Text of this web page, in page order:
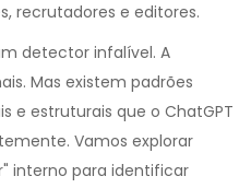
recrutadores e editores.
detector infalível. A
Mas existem padrões
e estruturais que o ChatGPT
Vamos explorar
interno para identificar